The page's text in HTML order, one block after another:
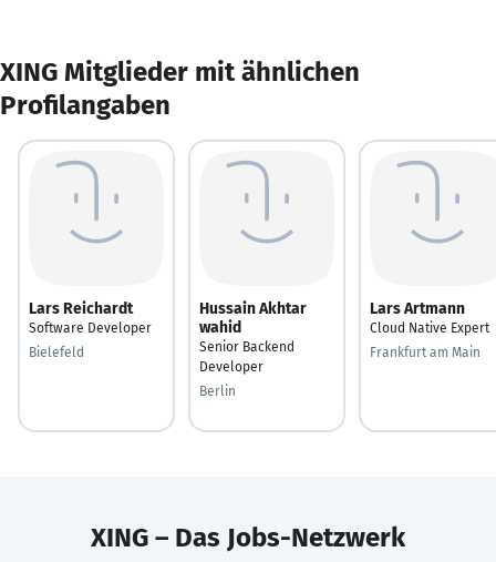
XING Mitglieder mit ähnlichen
Profilangaben
Lars Reichardt
Software Developer
Bielefeld
Hussain Akhtar
wahid
Senior Backend
Developer
Berlin
Lars Artmann
Cloud Native Expert
Frankfurt am Main
XING – Das Jobs-Netzwerk